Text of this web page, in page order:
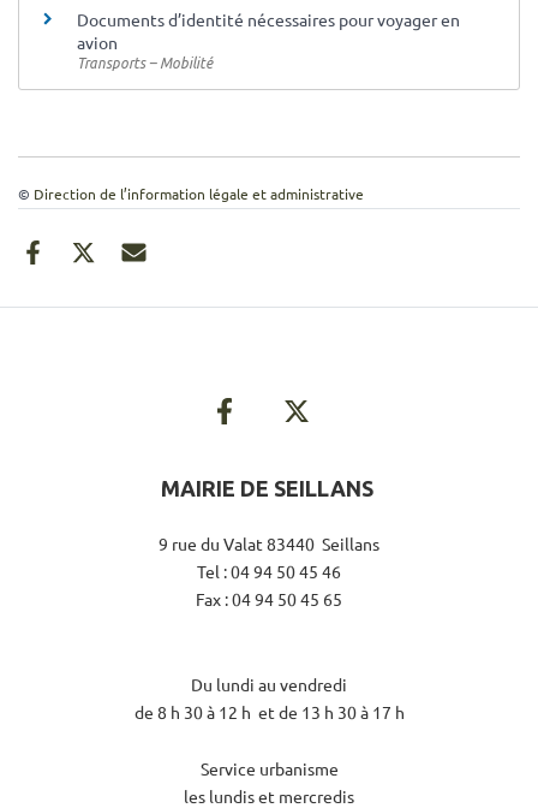
Documents d’identité nécessaires pour voyager en
avion
Transports – Mobilité
© Direction de l’information légale et administrative
MAIRIE DE SEILLANS
9 rue du Valat 83440 Seillans
Tel : 04 94 50 45 46
Fax : 04 94 50 45 65
Du lundi au vendredi
de 8 h 30 à 12 h et de 13 h 30 à 17 h
Service urbanisme
les lundis et mercredis